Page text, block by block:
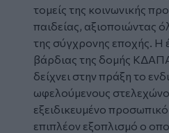
τομείς της κοινωνικής
παιδείας, αξιοποιώντας
της σύγχρονης εποχής. Η
βάρδιας της δομής
δείχνει στην πράξη το
ωφελούμενους
εξειδικευμένο
επιπλέον εξοπλισμό ο